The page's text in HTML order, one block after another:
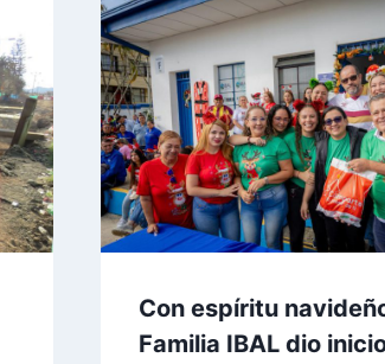
Con espíritu
Familia IBAL dio